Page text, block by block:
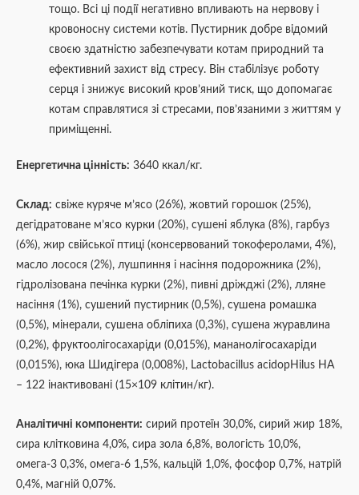
тощо. Всі ці події негативно впливають на нервову і
кровоносну системи котів. Пустирник добре відомий
своєю здатністю забезпечувати котам природний та
ефективний захист від стресу. Він стабілізує роботу
серця і знижує високий кров’яний тиск, що допомагає
котам справлятися зі стресами, пов’язаними з життям у
приміщенні.
Енергетична цінність: 3640 ккал/кг.
Склад: свіже куряче м’ясо (26%), жовтий горошок (25%),
дегідратоване м’ясо курки (20%), сушені яблука (8%), гарбуз
(6%), жир свійської птиці (консервований токоферолами, 4%),
масло лосося (2%), лушпиння і насіння подорожника (2%),
гідролізована печінка курки (2%), пивні дріжджі (2%), лляне
насіння (1%), сушений пустирник (0,5%), сушена ромашка
(0,5%), мінерали, сушена обліпиха (0,3%), сушена журавлина
(0,2%), фруктоолігосахаріди (0,015%), мананолігосахаріди
(0,015%), юка Шидігера (0,008%), Lactobacillus acidopHilus HA
– 122 інактивовані (15×109 клітин/кг).
Аналітичні компоненти: сирий протеїн 30,0%, сирий жир 18%,
сира клітковина 4,0%, сира зола 6,8%, вологість 10,0%,
омега-3 0,3%, омега-6 1,5%, кальцій 1,0%, фосфор 0,7%, натрій
0,4%, магній 0,07%.